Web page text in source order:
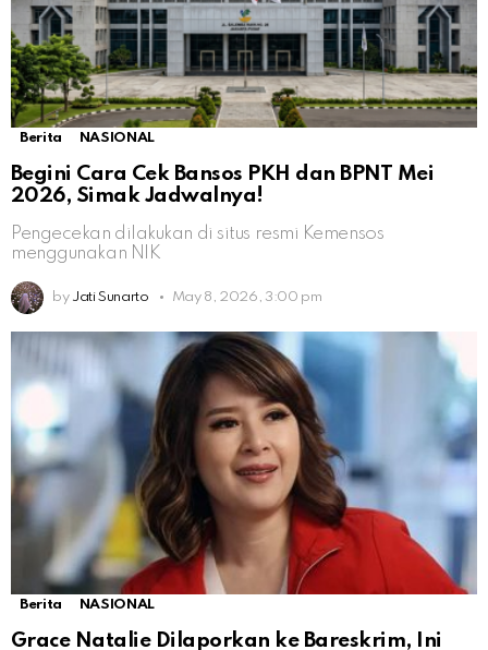
Berita NASIONAL
Begini Cara Cek Bansos PKH dan BPNT Mei
2026, Simak Jadwalnya!
Pengecekan dilakukan di situs resmi Kemensos
menggunakan NIK
by Jati Sunarto May 8, 2026, 3:00 pm
Berita NASIONAL
Grace Natalie Dilaporkan ke Bareskrim, Ini